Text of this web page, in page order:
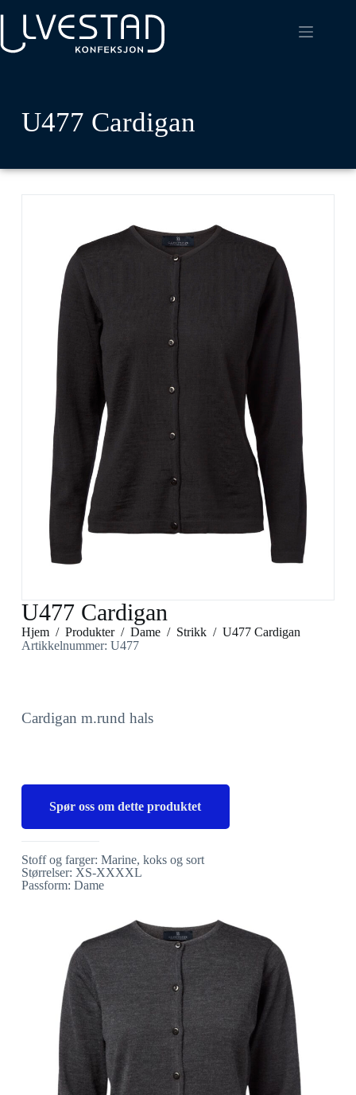
U477 Cardigan
U477 Cardigan
Hjem / Produkter / Dame / Strikk / U477 Cardigan
Artikkelnummer: U477
Cardigan m.rund hals
Spør oss om dette produktet
Stoff og farger: Marine, koks og sort
Størrelser: XS-XXXXL
Passform: Dame